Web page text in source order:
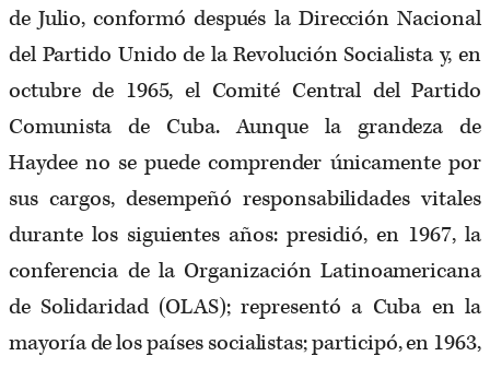
de Julio, conformó después la Dirección Nacional
del Partido Unido de la Revolución Socialista y, en
octubre de 1965, el Comité Central del Partido
Comunista de Cuba. Aunque la grandeza de
Haydee no se puede comprender únicamente por
sus cargos, desempeñó responsabilidades vitales
durante los siguientes años: presidió, en 1967, la
conferencia de la Organización Latinoamericana
de Solidaridad (OLAS); representó a Cuba en la
mayoría de los países socialistas; participó, en 1963,